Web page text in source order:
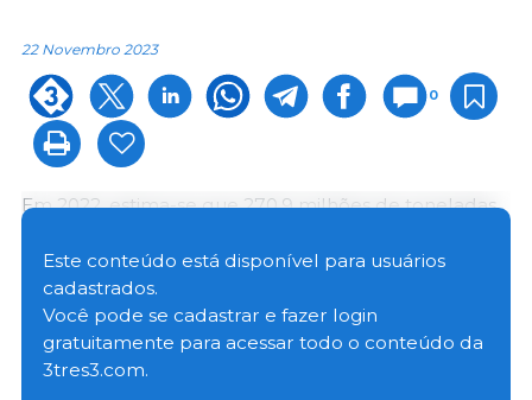
22 Novembro 2023
0
Em 2022, estima-se que 270,9 milhões de toneladas
valor foi inferior em 26,7 milhões de toneladas ao
registado em 2021, ou equivalente a uma diminuição
de 9%.
A França foi o maior produtor de cereais da UE,
Este conteúdo está disponível para usuários
cadastrados.
Você pode se cadastrar e fazer login
gratuitamente para acessar todo o conteúdo da
3tres3.com.